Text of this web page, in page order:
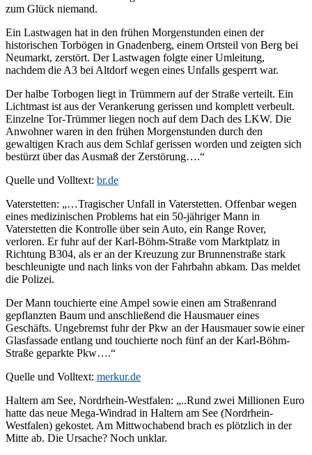
zum Glück niemand.
Ein Lastwagen hat in den frühen Morgenstunden einen der
historischen Torbögen in Gnadenberg, einem Ortsteil von Berg bei
Neumarkt, zerstört. Der Lastwagen folgte einer Umleitung,
nachdem die A3 bei Altdorf wegen eines Unfalls gesperrt war.
Der halbe Torbogen liegt in Trümmern auf der Straße verteilt. Ein
Lichtmast ist aus der Verankerung gerissen und komplett verbeult.
Einzelne Tor-Trümmer liegen noch auf dem Dach des LKW. Die
Anwohner waren in den frühen Morgenstunden durch den
gewaltigen Krach aus dem Schlaf gerissen worden und zeigten sich
bestürzt über das Ausmaß der Zerstörung….“
Quelle und Volltext: br.de
Vaterstetten: „…Tragischer Unfall in Vaterstetten. Offenbar wegen
eines medizinischen Problems hat ein 50-jähriger Mann in
Vaterstetten die Kontrolle über sein Auto, ein Range Rover,
verloren. Er fuhr auf der Karl-Böhm-Straße vom Marktplatz in
Richtung B304, als er an der Kreuzung zur Brunnenstraße stark
beschleunigte und nach links von der Fahrbahn abkam. Das meldet
die Polizei.
Der Mann touchierte eine Ampel sowie einen am Straßenrand
gepflanzten Baum und anschließend die Hausmauer eines
Geschäfts. Ungebremst fuhr der Pkw an der Hausmauer sowie einer
Glasfassade entlang und touchierte noch fünf an der Karl-Böhm-
Straße geparkte Pkw….“
Quelle und Volltext: merkur.de
Haltern am See, Nordrhein-Westfalen: „..Rund zwei Millionen Euro
hatte das neue Mega-Windrad in Haltern am See (Nordrhein-
Westfalen) gekostet. Am Mittwochabend brach es plötzlich in der
Mitte ab. Die Ursache? Noch unklar.